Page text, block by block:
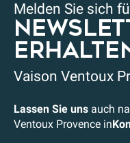
Melden Sie sich
Vaison Ventoux
Lassen Sie uns auch
Ventoux Provence in